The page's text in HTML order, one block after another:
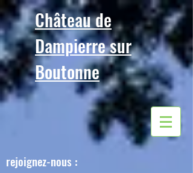
Château de
Dampierre sur
Boutonne
rejoignez-nous :